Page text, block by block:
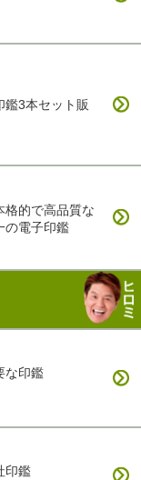
鑑3本セット販
格的で高品質な
の電子印鑑
な印鑑
印鑑